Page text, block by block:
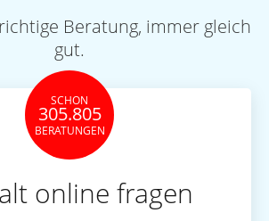
Beratung, immer gleich
gut.
SCHON
305.805
BERATUNGEN
online fragen